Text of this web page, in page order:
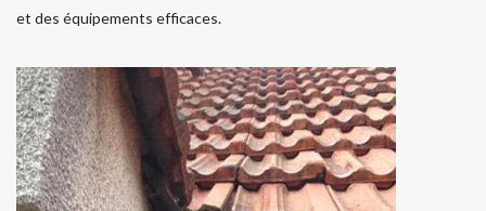
et des équipements efficaces.